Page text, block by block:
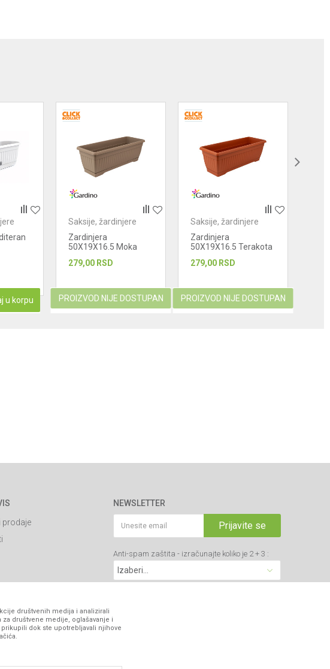
u korpu
Saksije, žardinjere
Zardinjera
50X19X16.5 Moka
279,00 RSD
PROIZVOD NIJE DOSTUPAN
Saksije, žardinjere
Zardinjera
50X19X16.5 Terakota
279,00 RSD
PROIZVOD NIJE DOSTUPAN
prodaje
banke
NEWSLETTER
Prijavite se
Anti-spam zaštita - izračunajte koliko je 2 + 3 :
društvenih medija i analizirali
društvene medije, oglašavanje i
dok ste upotrebljavali njihove